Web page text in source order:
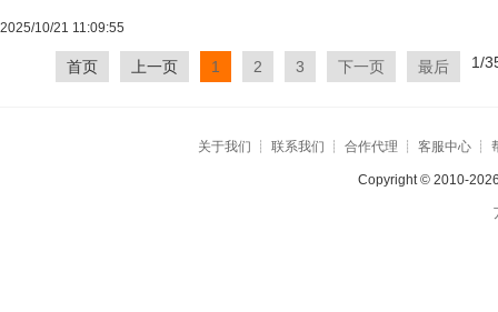
2025/10/21 11:09:55
首页 上一页 1 2 3 下一页 最后 1/
关于我们 ┊联系我们 ┊合作代理 ┊客服中心 ┊
Copyright © 2010-